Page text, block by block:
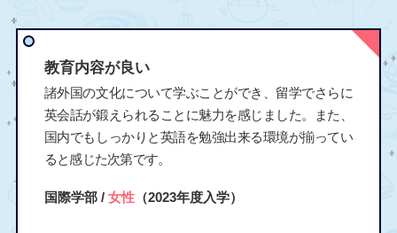
教育内容が良い
諸外国の文化について学ぶことができ、留学でさらに
英会話が鍛えられることに魅力を感じました。また、
国内でもしっかりと英語を勉強出来る環境が揃ってい
ると感じた次第です。
国際学部 / 女性（2023年度入学）